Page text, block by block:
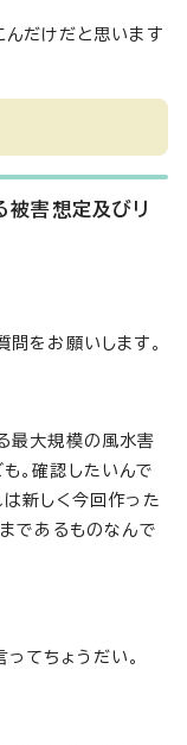
んだけだと思います
被害想定及びリ
問をお願いします。
最大規模の風水害
。確認したいんで
は新しく今回作った
まであるものなんで
てちょうだい。